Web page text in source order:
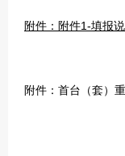
附件：附件1-填报
附件：首台（套）